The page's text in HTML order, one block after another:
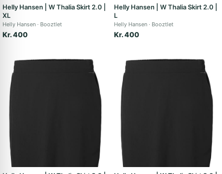
Helly Hansen | W Thalia Skirt 2.0 |
XL
Helly Hansen Booztlet
Kr. 400
Helly Hansen | W Thalia Skirt 2.0 |
L
Helly Hansen Booztlet
Kr. 400